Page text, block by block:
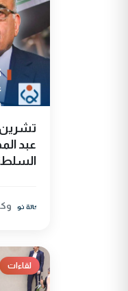
تشرين
عبد
لقاءات